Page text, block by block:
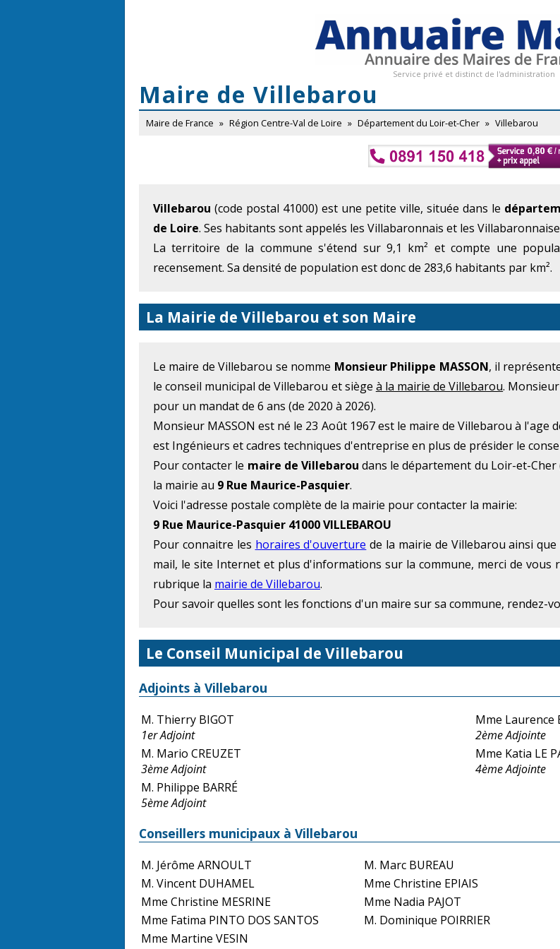
Service privé et distinct de l'administration
Maire de Villebarou
Maire de France » Région Centre-Val de Loire » Département du Loir-et-Cher » Villebarou
Villebarou (code postal 41000) est une petite ville, située dans le
de Loire. Ses habitants sont appelés les Villabaronnais et les
La territoire de la commune s'étend sur 9,1 km² et compte une
recensement. Sa densité de population est donc de 283,6 habitants par km².
La Mairie de Villebarou et son Maire
Le maire de Villebarou se nomme Monsieur Philippe MASSON, il
le conseil municipal de Villebarou et siège à la mairie de Villebarou.
pour un mandat de 6 ans (de 2020 à 2026).
Monsieur MASSON est né le 23 Août 1967 est le maire de Villebarou à l'age
est Ingénieurs et cadres techniques d'entreprise en plus de présider le
Pour contacter le maire de Villebarou dans le département du Loir-et-
la mairie au 9 Rue Maurice-Pasquier.
Voici l'adresse postale complète de la mairie pour contacter la mairie:
9 Rue Maurice-Pasquier 41000 VILLEBAROU
Pour connaitre les horaires d'ouverture de la mairie de Villebarou ainsi
mail, le site Internet et plus d'informations sur la commune, merci de vous
rubrique la mairie de Villebarou.
Pour savoir quelles sont les fonctions d'un maire sur sa commune, rendez-
Le Conseil Municipal de Villebarou
Adjoints à Villebarou
M. Thierry BIGOT
1er Adjoint
Mme Laurence
2ème Adjointe
M. Mario CREUZET
3ème Adjoint
Mme Katia LE
4ème Adjointe
M. Philippe BARRÉ
5ème Adjoint
Conseillers municipaux à Villebarou
M. Jérôme ARNOULT M. Marc BUREAU
M. Vincent DUHAMEL
Mme Christine EPIAIS
Mme Christine MESRINE
Mme Nadia PAJOT
Mme Fatima PINTO DOS SANTOS
M. Dominique POIRRIER
Mme Martine VESIN